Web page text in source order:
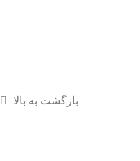
بازگشت به بالا